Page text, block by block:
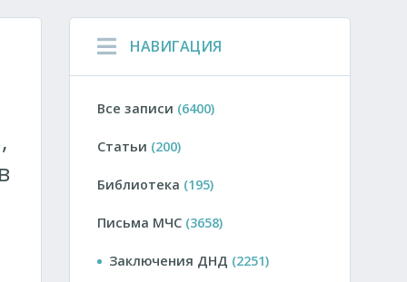
НАВИГАЦИЯ
Все записи (6400)
Статьи (200)
Библиотека (195)
Письма МЧС (3658)
Заключения ДНД (2251)